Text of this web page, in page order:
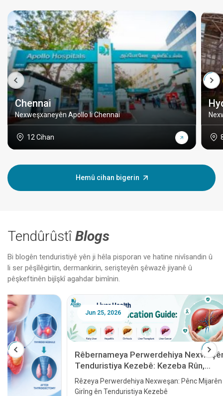
Chennai
Nexweşxaneyên Apollo li Chennai
12 Cihan
Hemû cihan bigerin
TendûrûstîBlogs
Bi blogên tenduristiyê yên ji hêla pisporan ve hatine nivîsandin û
li ser pêşîlêgirtin, dermankirin, serişteyên şêwazê jiyanê û
pêşkeftinên bijîşkî agahdar bimînin.
Jun 25, 2026
Rêbernameya Perwerdehiya Nexweşên
Tenduristiya Kezebê: Kezeba Rûn,
Hepatît, Sîroz, Veguheztina Kezebê û
Penceşêra Kezebê
Rêzeya Perwerdehiya Nexweşan: Pênc Mijarên
Girîng ên Tenduristiya Kezebê
Feb